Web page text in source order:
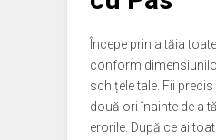
Începe prin a tăia
conform
schițele tale. Fii
două ori înainte de a
erorile. După ce ai